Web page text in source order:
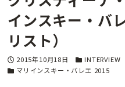
インスキー・バ
リスト）
投稿日
2015年10月18日 カテゴリー
INTERVIEW
カテゴリー
マリインスキー・バレエ 2015